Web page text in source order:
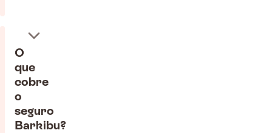
O
que
cobre
o
seguro
Barkibu?